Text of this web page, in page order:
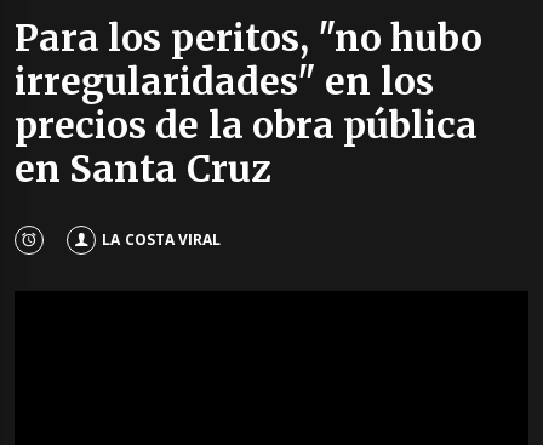
Para los peritos, "no hubo
irregularidades" en los
precios de la obra pública
en Santa Cruz
LA COSTA VIRAL